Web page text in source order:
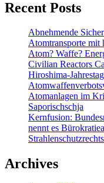
Recent Posts
Abnehmende
Atomtransporte
Atom? Waffe?
Civilian Reactors
Hiroshima-
Atomanlagen im
Saporischschja
Kernfusion:
nennt es
Strahlenschutzrechts
Archives